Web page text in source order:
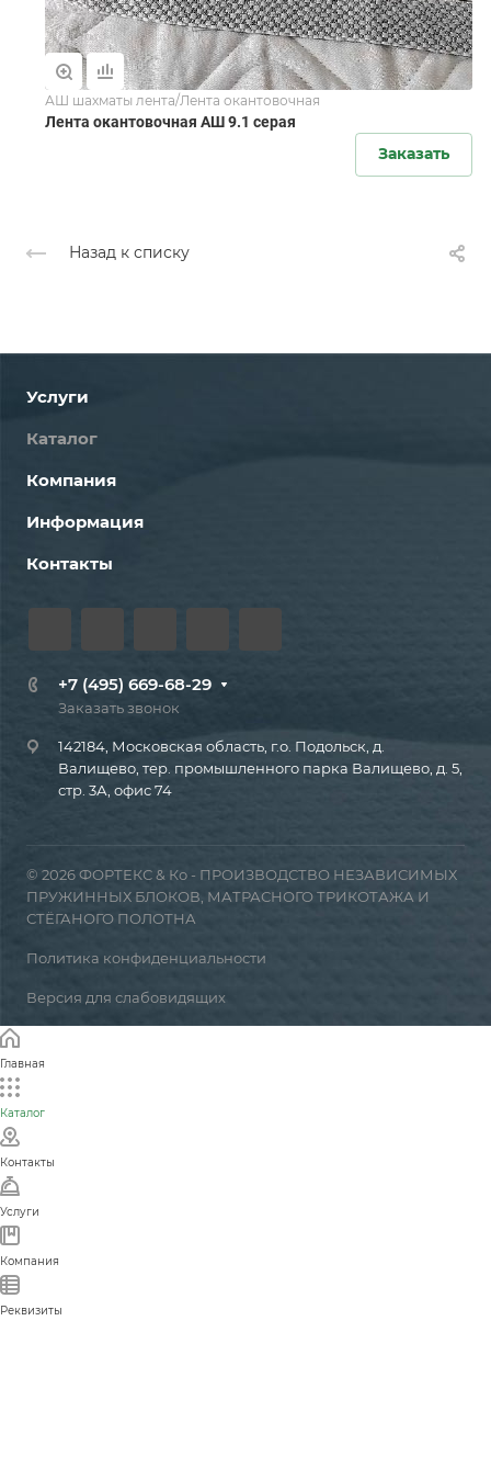
АШ шахматы лента/Лента окантовочная
Лента окантовочная АШ 9.1 серая
Заказать
Назад к списку
Услуги
Каталог
Компания
Информация
Контакты
+7 (495) 669-68-29
Заказать звонок
142184, Московская область, г.о. Подольск, д.
Валищево, тер. промышленного парка Валищево, д. 5,
стр. 3А, офис 74
© 2026 ФОРТЕКС & Ко - ПРОИЗВОДСТВО НЕЗАВИСИМЫХ
ПРУЖИННЫХ БЛОКОВ, МАТРАСНОГО ТРИКОТАЖА И
СТЁГАНОГО ПОЛОТНА
Политика конфиденциальности
Версия для слабовидящих
Главная
Каталог
Контакты
Услуги
Компания
Реквизиты